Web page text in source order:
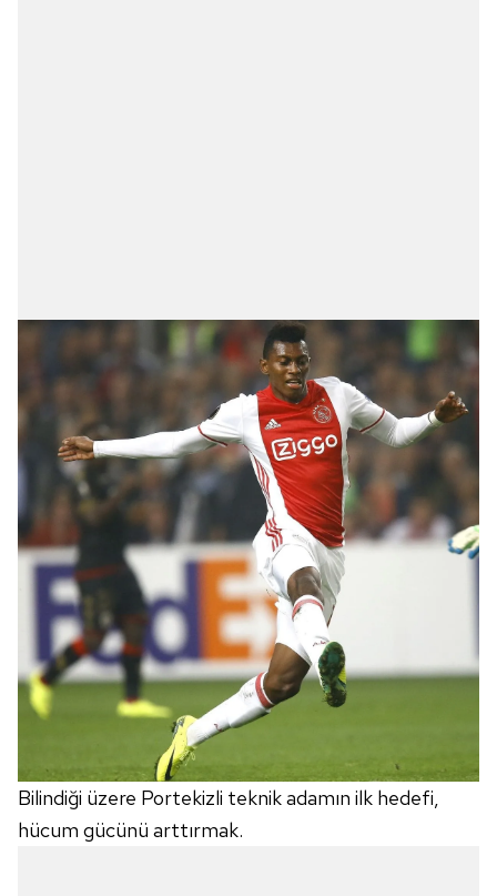
Bilindiği üzere Portekizli teknik adamın ilk hedefi,
hücum gücünü arttırmak.